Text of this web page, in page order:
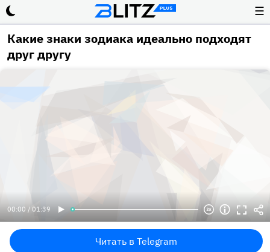
☰
Какие знаки зодиака идеально подходят
друг другу
00:00 / 01:39
Читать в Telegram